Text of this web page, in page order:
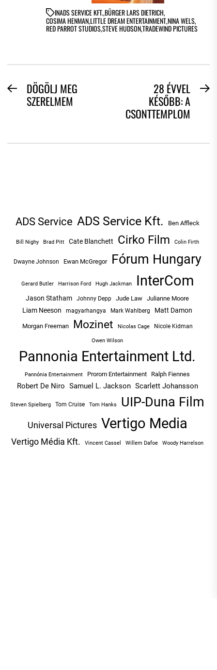
INADS SERVICE KFT.,BÜRGER LARS DIETRICH,
COSIMA HENMAN,LITTLE DREAM ENTERTAINMENT,NINA WELS,
RED PARROT STUDIOS,STEVE HUDSON,TRADEWIND PICTURES
BEJEGYZÉS
NAVIGÁCIÓ
PreviousDÖGÖLJ MEG
SZERELMEM
28 ÉVVEL
KÉSŐBB: A
CSONTTEMPLOM
ADS Service ADS Service Kft. Ben Affleck
Bill Nighy Brad Pitt Cate Blanchett Cirko Film Colin Firth
Dwayne Johnson Ewan McGregor Fórum Hungary
Gerard Butler Harrison Ford Hugh Jackman InterCom
Jason Statham Johnny Depp Jude Law Julianne Moore
Liam Neeson magyarhangya Mark Wahlberg Matt Damon
Morgan Freeman Mozinet Nicolas Cage Nicole Kidman
Owen Wilson
Pannonia Entertainment Ltd.
Pannónia Entertainment Prorom Entertainment Ralph Fiennes
Robert De Niro Samuel L. Jackson Scarlett Johansson
Steven Spielberg Tom Cruise Tom Hanks UIP-Duna Film
Universal Pictures Vertigo Media
Vertigo Média Kft. Vincent Cassel Willem Dafoe Woody Harrelson